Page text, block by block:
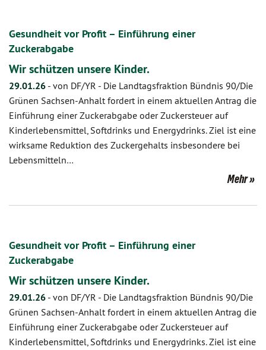
Gesundheit vor Profit – Einführung einer
Zuckerabgabe
Wir schützen unsere Kinder.
29.01.26 - von DF/YR - Die Landtagsfraktion Bündnis 90/Die
Grünen Sachsen-Anhalt fordert in einem aktuellen Antrag die
Einführung einer Zuckerabgabe oder Zuckersteuer auf
Kinderlebensmittel, Softdrinks und Energydrinks. Ziel ist eine
wirksame Reduktion des Zuckergehalts insbesondere bei
Lebensmitteln…
Mehr
Gesundheit vor Profit – Einführung einer
Zuckerabgabe
Wir schützen unsere Kinder.
29.01.26 - von DF/YR - Die Landtagsfraktion Bündnis 90/Die
Grünen Sachsen-Anhalt fordert in einem aktuellen Antrag die
Einführung einer Zuckerabgabe oder Zuckersteuer auf
Kinderlebensmittel, Softdrinks und Energydrinks. Ziel ist eine